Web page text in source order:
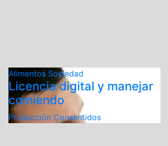
Alimentos Sociedad
Licencia digital y manejar
comiendo
Producción Consentidos